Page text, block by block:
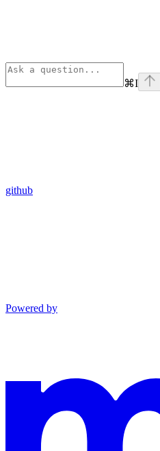
⌘I
github
Powered by